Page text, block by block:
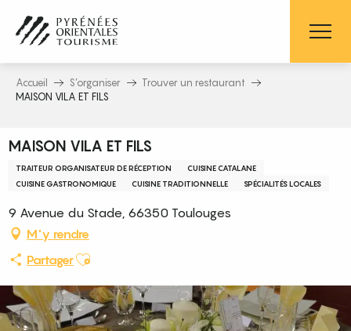
contenu
principal
Accueil S’organiser
Trouver un restaurant
MAISON VILA ET FILS
MAISON VILA ET FILS
TRAITEUR ORGANISATEUR DE RÉCEPTION
CUISINE CATALANE
CUISINE GASTRONOMIQUE
CUISINE TRADITIONNELLE SPÉCIALITÉS LOCALES
9 Avenue du Stade, 66350 Toulouges
M'y rendre
PartagerAjouter aux favoris